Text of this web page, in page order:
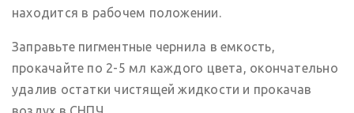
находится в рабочем положении.
Заправьте пигментные чернила в емкость,
прокачайте по 2-5 мл каждого цвета, окончательно
удалив остатки чистящей жидкости и прокачав